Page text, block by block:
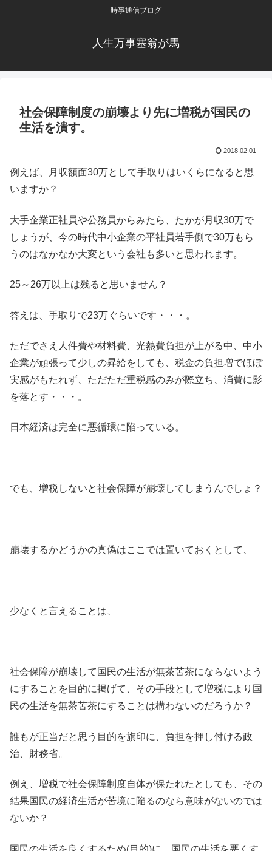
時事通信ブログ
人生万事塞翁が馬
社会保障制度の崩壊より先に増税が国民の
生活を潰す。
2018.02.01
例えば、月収額面30万として手取りはいくらになると思
いますか？
大手企業正社員や公務員からみたら、たかが月収30万で
しょうが、今の時代中小企業の平社員若手側で30万もら
うのはなかなか大変という会社も多いと思われます。
25～26万以上は残ると思いません？
答えは、手取りで23万ぐらいです・・・。
ただでさえ人件費や材料費、光熱費負担が上がる中、中小
企業が頑張って少しの昇給をしても、税金の負担増でほぼ
実感がもたれず、ただただ重税感のみが際立ち、消費に影
を落とす・・・。
日本経済は完全に悪循環に陥っている。
でも、増税しないと社会保障が崩壊してしまうんでしょ？
崩壊するかどうかの真偽はここでは置いておくとして、
少なくと言えることは、
社会保障が崩壊して国民の生活が無茶苦茶にならないよう
にすることを目的に掲げて、その手段として増税により国
民の生活を無茶苦茶にすることは構わないのだろうか？
誰もが正当だと思う目的を旗印に、負担を押し付ける政
治、財務省。
例え、増税で社会保障制度自体が保たれたとしても、その
結果国民の経済生活が苦境に陥るのなら意味がないのでは
ないか？
国民の生活を良くするため(目的)に、国民の生活を悪くす